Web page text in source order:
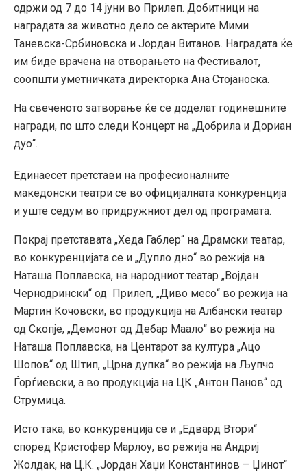
одржи од 7 до 14 јуни во Прилеп. Добитници на
наградата за животно дело се актерите Мими
Таневска-Србиновска и Јордан Витанов. Наградата ќе
им биде врачена на отворањето на Фестивалот,
соопшти уметничката директорка Ана Стојаноска.
На свеченото затворање ќе се доделат годинешните
награди, по што следи Концерт на „Добрила и Дориан
дуо“.
Единаесет претстави на професионалните
македонски театри се во официјалната конкуренција
и уште седум во придружниот дел од програмата.
Покрај претставата „Хеда Габлер“ на Драмски театар,
во конкуренцијата се и „Дупло дно“ во режија на
Наташа Поплавска, на народниот театар „Војдан
Чернодрински“ од Прилеп, „Диво месо“ во режија на
Мартин Кочовски, во продукција на Албански театар
од Скопје, „Демонот од Дебар Маало“ во режија на
Наташа Поплавска, на Центарот за култура „Ацо
Шопов“ од Штип, „Црна дупка“ во режија на Љупчо
Ѓорѓиевски, а во продукција на ЦК „Антон Панов“ од
Струмица.
Исто така, во конкуренција се и „Едвард Втори“
според Кристофер Марлоу, во режија на Андриј
Жолдак, на Ц.К. „Јордан Хаџи Константинов – Џинот“